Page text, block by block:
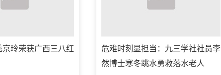
玲荣获广西三八红
危难时刻显担当：九三学社社员李
然博士寒冬跳水勇救落水老人